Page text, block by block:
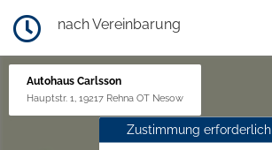
nach Vereinbarung
Autohaus Carlsson
Hauptstr. 1, 19217 Rehna OT Nesow
Zustimmung erforderlich